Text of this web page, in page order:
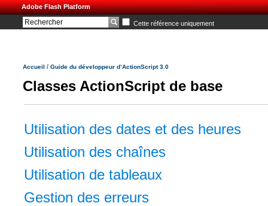
Adobe Flash Platform
Cette référence uniquement
Accueil / Guide du développeur d’ActionScript 3.0
Classes ActionScript de base
Utilisation des dates et des heures
Utilisation des chaînes
Utilisation de tableaux
Gestion des erreurs